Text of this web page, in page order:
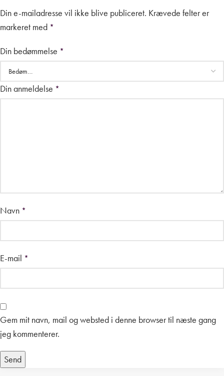
Din e-mailadresse vil ikke blive publiceret. Krævede felter er
markeret med *
Din bedømmelse *
Din anmeldelse *
Navn *
E-mail *
Gem mit navn, mail og websted i denne browser til næste gang
jeg kommenterer.